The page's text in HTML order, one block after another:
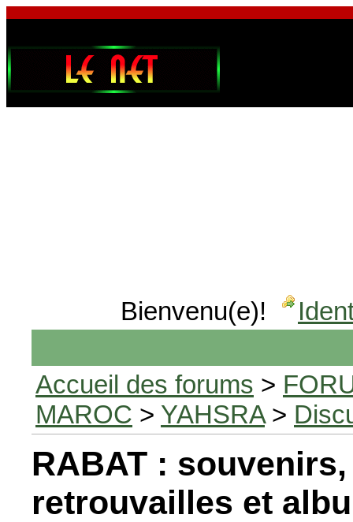
Bienvenu(e)!
Accueil des forums >
MAROC > YAHSRA>
RABAT : souvenirs,
retrouvailles et